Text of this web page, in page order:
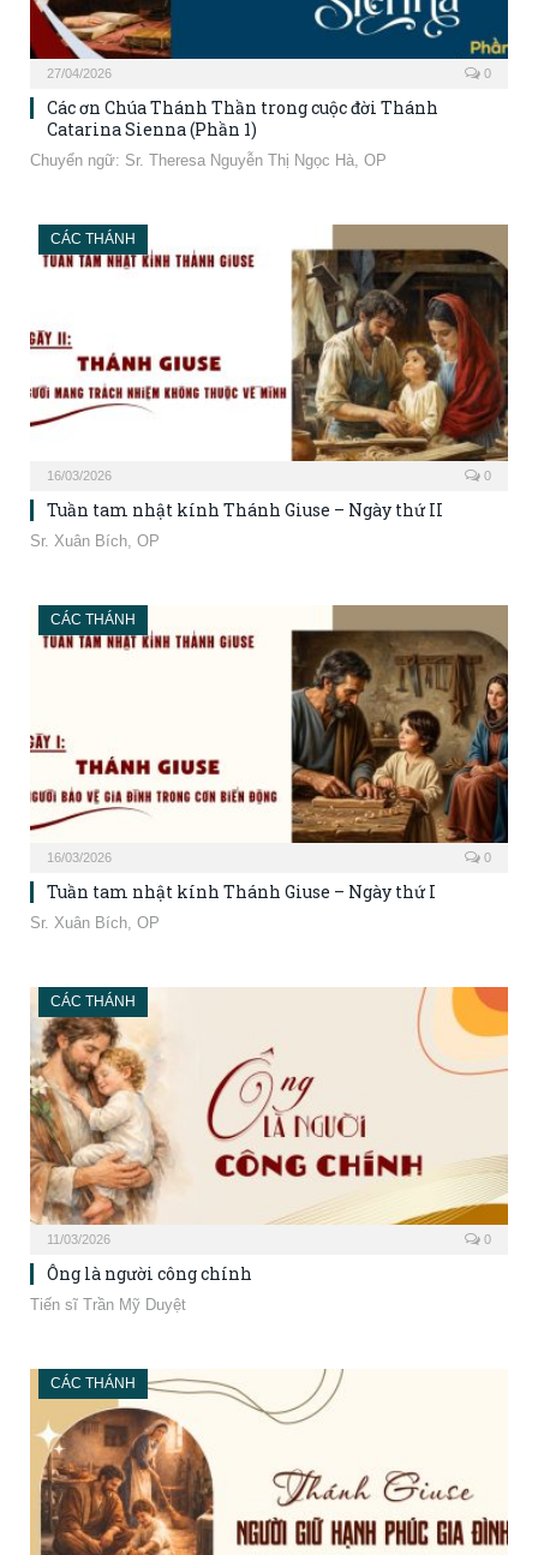
27/04/2026 0
Các ơn Chúa Thánh Thần trong cuộc đời Thánh
Catarina Sienna (Phần 1)
Chuyển ngữ: Sr. Theresa Nguyễn Thị Ngọc Hà, OP
CÁC THÁNH
16/03/2026 0
Tuần tam nhật kính Thánh Giuse – Ngày thứ II
Sr. Xuân Bích, OP
CÁC THÁNH
16/03/2026 0
Tuần tam nhật kính Thánh Giuse – Ngày thứ I
Sr. Xuân Bích, OP
CÁC THÁNH
11/03/2026 0
Ông là người công chính
Tiến sĩ Trần Mỹ Duyệt
CÁC THÁNH